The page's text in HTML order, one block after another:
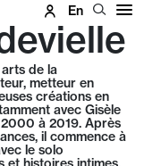
En
de la
metteur en
créations en
avec Gisèle
à 2019. Après
il commence à
le solo